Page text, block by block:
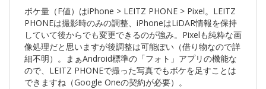
ボケ量（F値）はiPhone > LEITZ PHONE > Pixel。LEITZ
PHONEは撮影時のみの調整、iPhoneはLiDAR情報を保持
していて後からでも変更できるのが強み。Pixelも純粋な画
像処理だと思いますが後調整は可能ぽい（借り物なので詳
細不明）。まぁAndroid標準の「フォト」アプリの機能な
ので、LEITZ PHONEで撮った写真でもボケを足すことは
できますね（Google Oneの契約が必要）。